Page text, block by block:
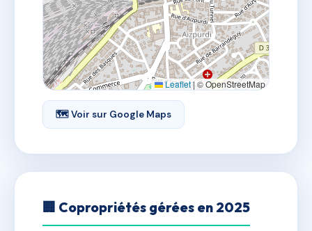
Leaflet| © OpenStreetMap
🗺 Voir sur Google Maps
🏢 Copropriétés gérées en 2025